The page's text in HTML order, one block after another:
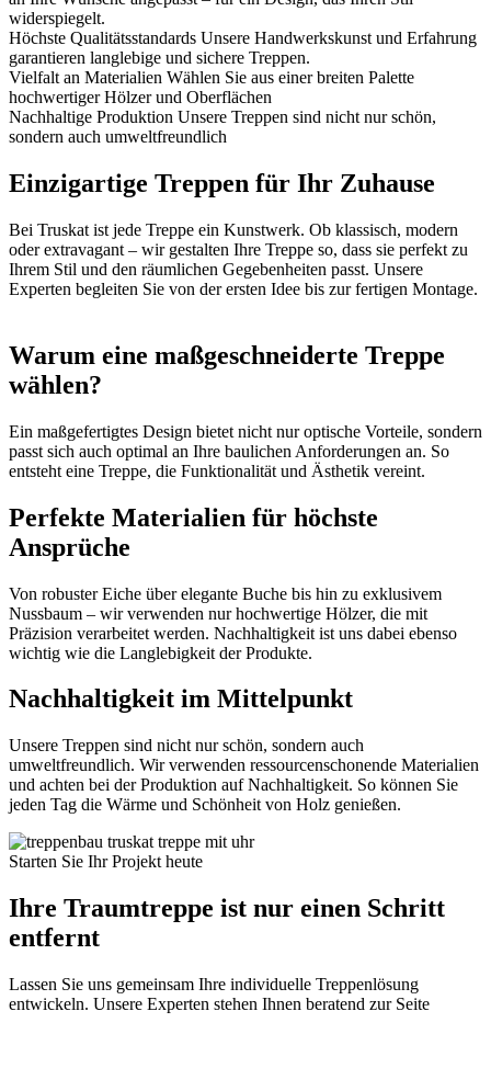
widerspiegelt.
Höchste Qualitätsstandards Unsere Handwerkskunst und Erfahrung
garantieren langlebige und sichere Treppen.
Vielfalt an Materialien Wählen Sie aus einer breiten Palette
hochwertiger Hölzer und Oberflächen
Nachhaltige Produktion Unsere Treppen sind nicht nur schön,
sondern auch umweltfreundlich
Einzigartige Treppen für Ihr Zuhause
Bei Truskat ist jede Treppe ein Kunstwerk. Ob klassisch, modern
oder extravagant – wir gestalten Ihre Treppe so, dass sie perfekt zu
Ihrem Stil und den räumlichen Gegebenheiten passt. Unsere
Experten begleiten Sie von der ersten Idee bis zur fertigen Montage.
Warum eine maßgeschneiderte Treppe
wählen?
Ein maßgefertigtes Design bietet nicht nur optische Vorteile, sondern
passt sich auch optimal an Ihre baulichen Anforderungen an. So
entsteht eine Treppe, die Funktionalität und Ästhetik vereint.
Perfekte Materialien für höchste
Ansprüche
Von robuster Eiche über elegante Buche bis hin zu exklusivem
Nussbaum – wir verwenden nur hochwertige Hölzer, die mit
Präzision verarbeitet werden. Nachhaltigkeit ist uns dabei ebenso
wichtig wie die Langlebigkeit der Produkte.
Nachhaltigkeit im Mittelpunkt
Unsere Treppen sind nicht nur schön, sondern auch
umweltfreundlich. Wir verwenden ressourcenschonende Materialien
und achten bei der Produktion auf Nachhaltigkeit. So können Sie
jeden Tag die Wärme und Schönheit von Holz genießen.
Starten Sie Ihr Projekt heute
Ihre Traumtreppe ist nur einen Schritt
entfernt
Lassen Sie uns gemeinsam Ihre individuelle Treppenlösung
entwickeln. Unsere Experten stehen Ihnen beratend zur Seite